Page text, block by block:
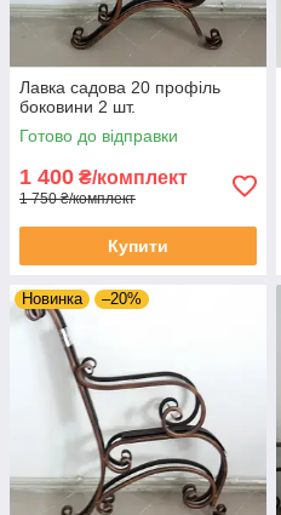
Лавка садова 20 профіль
боковини 2 шт.
Готово до відправки
1 400 ₴/комплект
1 750 ₴/комплект
Купити
Новинка –20%